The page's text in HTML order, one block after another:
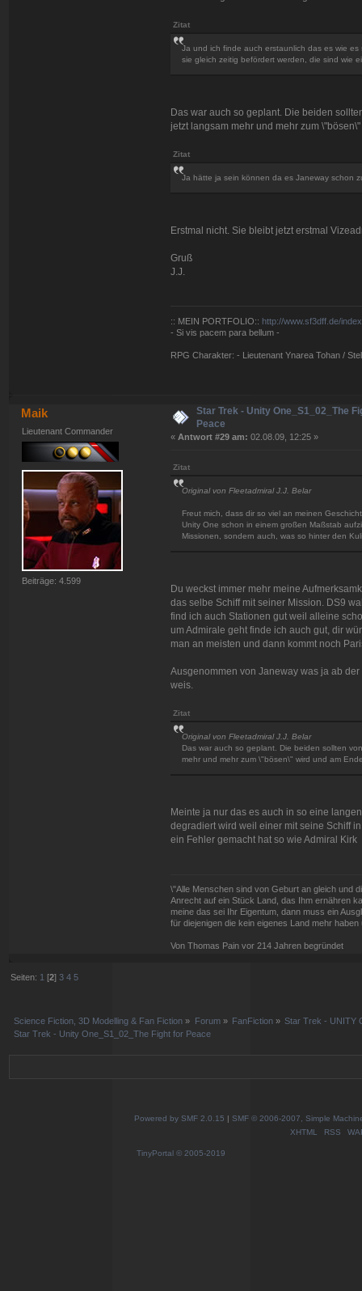
Zitat
Ja und ich finde auch erstaunlich das es wie
sie gleich zeitig befördert werden, die sind wie
Das war auch so geplant. Die beiden
jetzt langsam mehr und mehr zum
Zitat
Ja hätte ja sein können da es Janeway schon
Erstmal nicht. Sie bleibt jetzt erstmal
Gruß
J.J.
:: MEIN PORTFOLIO:: http://www.sf3dff.de/
- Si vis pacem para bellum -
RPG Charakter: - Lieutenant Ynarea Tohan /
Maik
Lieutenant Commander
Beiträge: 4.599
Star Trek - Unity One_S1_02_The
Peace
« Antwort #29 am: 02.08.09, 12:25 »
Zitat
Original von Fleetadmiral J.J. Belar
Freut mich, dass dir so viel an meinen
Unity One schon in einem großen Maßstab
Missionen, sondern auch, was so hinter den
Du weckst immer mehr meine
das selbe Schiff mit seiner Mission. DS9
find ich auch Stationen gut weil alleine
um Admirale geht finde ich auch gut, dir
man an meisten und dann kommt noch
Ausgenommen von Janeway was ja ab
weis.
Zitat
Original von Fleetadmiral J.J. Belar
Das war auch so geplant. Die beiden sollten
mehr und mehr zum \"bösen\" wird und am
Meinte ja nur das es auch in so eine
degradiert wird weil einer mit seine Schiff
ein Fehler gemacht hat so wie Admiral Kirk
\"Alle Menschen sind von Geburt an gleich und
Anrecht auf ein Stück Land, das Ihm ernähren
meine das sei Ihr Eigentum, dann muss ein
für diejenigen die kein eigenes Land mehr
Von Thomas Pain vor 214 Jahren begründet
Seiten: 1 [2]3 4 5
Science Fiction, 3D Modelling & Fan Fiction » Forum» FanFiction » Star Trek - UNITY
Star Trek - Unity One_S1_02_The Fight for Peace
Powered by SMF 2.0.15
SMF © 2006-2007, Simple
XHTML
RSS
TinyPortal © 2005-2019